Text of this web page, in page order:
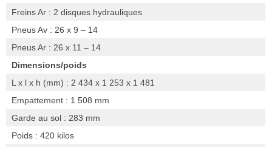
Freins Ar : 2 disques hydrauliques
Pneus Av : 26 x 9 – 14
Pneus Ar : 26 x 11 – 14
Dimensions/poids
L x l x h (mm) : 2 434 x 1 253 x 1 481
Empattement : 1 508 mm
Garde au sol : 283 mm
Poids : 420 kilos